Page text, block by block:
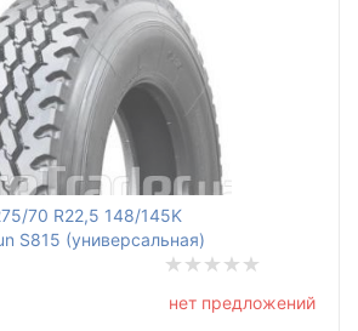
70 R22,5 148/145K
S815 (универсальная)
нет предложений